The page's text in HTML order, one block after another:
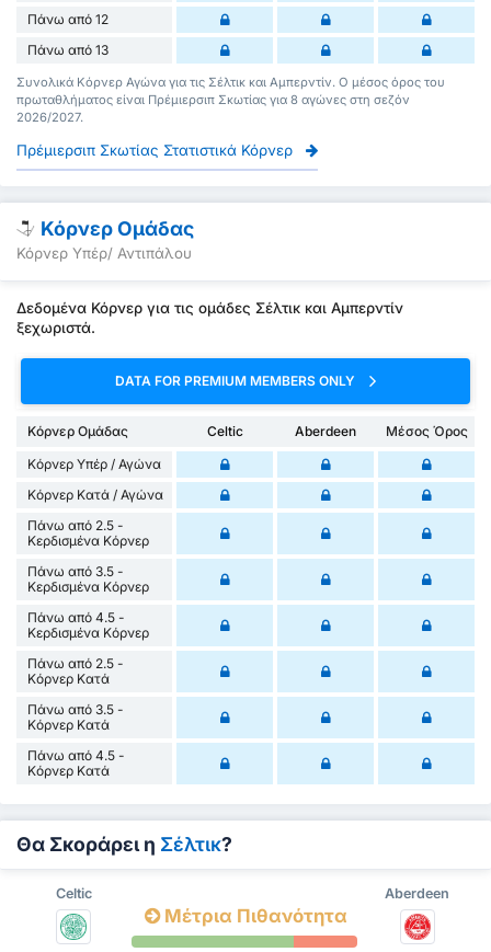
Πάνω από 12
Πάνω από 13
Συνολικά Κόρνερ Αγώνα για τις Σέλτικ και Αμπερντίν. Ο μέσος όρος του
πρωταθλήματος είναι Πρέμιερσιπ Σκωτίας για 8 αγώνες στη σεζόν
2026/2027.
Πρέμιερσιπ Σκωτίας Στατιστικά Κόρνερ
Κόρνερ Ομάδας
Κόρνερ Υπέρ/ Αντιπάλου
Δεδομένα Κόρνερ για τις ομάδες Σέλτικ και Αμπερντίν
ξεχωριστά.
DATA FOR PREMIUM MEMBERS ONLY
Κόρνερ Ομάδας Celtic Aberdeen
Μέσος Όρος
Κόρνερ Υπέρ / Αγώνα
Κόρνερ Κατά / Αγώνα
Πάνω από 2.5 -
Κερδισμένα Κόρνερ
Πάνω από 3.5 -
Κερδισμένα Κόρνερ
Πάνω από 4.5 -
Κερδισμένα Κόρνερ
Πάνω από 2.5 -
Κόρνερ Κατά
Πάνω από 3.5 -
Κόρνερ Κατά
Πάνω από 4.5 -
Κόρνερ Κατά
Θα Σκοράρει η Σέλτικ?
Celtic Aberdeen
Μέτρια Πιθανότητα